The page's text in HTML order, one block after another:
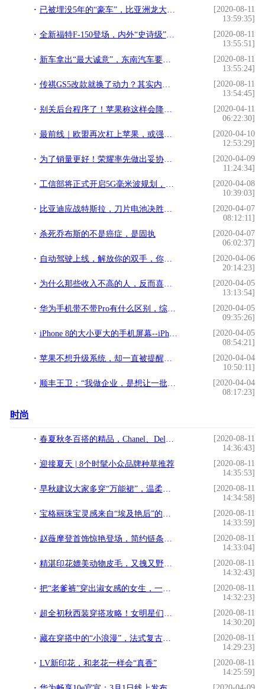
已被埋没5年的“豪车”，比亚洲龙大一圈，起步就245Ps，不足23w
[2020-08-11
13:59:35]
全新福特F-150登场，内外“史诗级”更新，“皮卡之王”名不虚传
[2020-08-11
13:55:51]
新车拿出“最大诚意”，东南汽车要逆风翻盘？丨车壹条
[2020-08-11
13:55:24]
传祺GS5改款就换了动力？其实内饰也变得更精致了
[2020-08-11
13:54:45]
别关后台程序了！苹果称这样会降低iPhone电池寿命
[2020-04-11
06:22:30]
最前线｜欧盟再次杠上苹果，或强制iPhone使用可拆卸电池
[2020-04-10
12:53:29]
为了销量更好！荣耀率先做出妥协，自拍性价比限时降价
[2020-04-09
11:24:34]
工信部将正式开启5G毫米波规划，毫米波或奖迎来产业风口
[2020-04-08
10:39:03]
比亚迪应战特斯拉，刀片电池决胜于关键
[2020-04-07
08:12:11]
杀死乔布斯的不是癌症，是固执
[2020-04-07
06:02:37]
自动驾驶上线，解放你的双手，你想在车里做什么？
[2020-04-06
20:14:23]
为什么那些收入不高的人，反而喜欢买苹果手机。
[2020-04-05
13:13:54]
华为手机带不带Pro有什么区别，综合来看，哪一个的性价比高？
[2020-04-05
09:35:26]
iPhone 8的大小更大的手机屏幕--iPhone 9来了
[2020-04-05
08:54:21]
苹果不想升级系统，却一直被提醒升级？三步轻松搞定
[2020-04-04
10:50:11]
顺丰王卫：“我做企业，是想让一批人得到有尊严的生活”
[2020-04-04
08:17:23]
时尚
春夏秋冬百搭的精品，Chanel、Delvaux、Dior、Fendi 丹宁包推荐
[2020-08-11
14:36:43]
迎接夏天 | 8个时髦小众品牌种草推荐
[2020-08-11
14:35:53]
早秋建议大家多穿“万能裙”，温柔又高雅，不论胖瘦都能穿
[2020-08-11
14:34:58]
宝格丽珠宝灵感来自“埃及艳后”的眼妆？难怪徐睿知每集都戴它
[2020-08-11
14:33:59]
赵薇摩登首饰惊艳登场，简约链条耳环时尚别样，展现另类气质之美
[2020-08-11
14:33:04]
精湛印花媲美动物皮毛，又拽又野逼真十足，爱玩有道德的迪克牛仔
[2020-08-11
14:32:43]
把“老爹裤”穿出淑女感的女生，一般有这几个搭配诀窍，真实用
[2020-08-11
14:32:23]
超全初秋西装穿搭攻略！女明星们亲身示范教你造型怎么凹才好看
[2020-08-11
14:30:20]
藏在穿搭中的“小浪漫”，法式复古让你优雅气质，回头率百分百
[2020-08-11
14:29:23]
LV新印花，和老花一样会“真香”
[2020-08-11
14:25:59]